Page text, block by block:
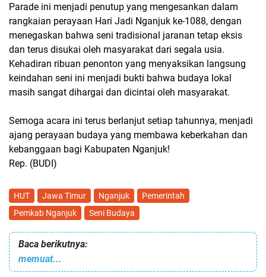
Parade ini menjadi penutup yang mengesankan dalam
rangkaian perayaan Hari Jadi Nganjuk ke-1088, dengan
menegaskan bahwa seni tradisional jaranan tetap eksis
dan terus disukai oleh masyarakat dari segala usia.
Kehadiran ribuan penonton yang menyaksikan langsung
keindahan seni ini menjadi bukti bahwa budaya lokal
masih sangat dihargai dan dicintai oleh masyarakat.
Semoga acara ini terus berlanjut setiap tahunnya, menjadi
ajang perayaan budaya yang membawa keberkahan dan
kebanggaan bagi Kabupaten Nganjuk!
Rep. (BUDI)
HUT Jawa Timur Nganjuk
Pemerintah
Pemkab Nganjuk
Seni Budaya
Baca berikutnya:
memuat...